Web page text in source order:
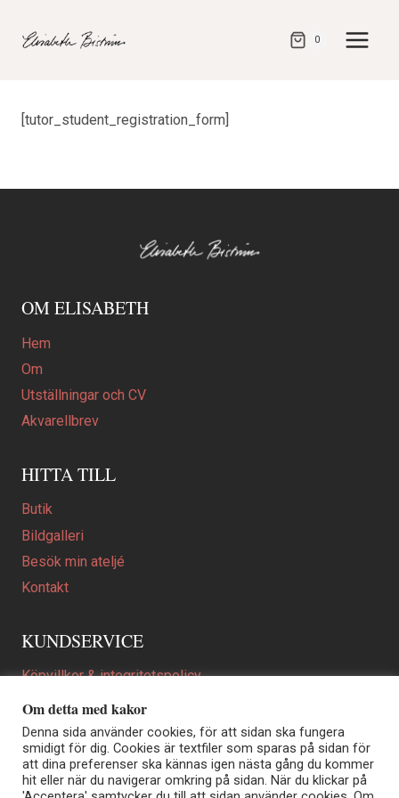
direkt
0
[tutor_student_registration_form]
OM ELISABETH
Hem
Om
Utställningar och CV
Akvarellbrev
HITTA TILL
Butik
Bildgalleri
Besök min ateljé
Kontakt
KUNDSERVICE
Köpvillkor & integritetspolicy
Att beställa ett personligt utformat konstverk
En personligare gåva
FAQ
Om detta med kakor
Denna sida använder cookies, för att sidan ska fungera
smidigt för dig. Cookies är textfiler som sparas på sidan för
att dina preferenser ska kännas igen nästa gång du kommer
hit eller när du navigerar omkring på sidan. När du klickar på